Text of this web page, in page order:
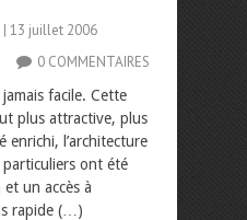
| 13 juillet 2006
0 COMMENTAIRES
facile. Cette
plus attractive, plus
enrichi, l’architecture
ont été
un accès à
rapide (…)